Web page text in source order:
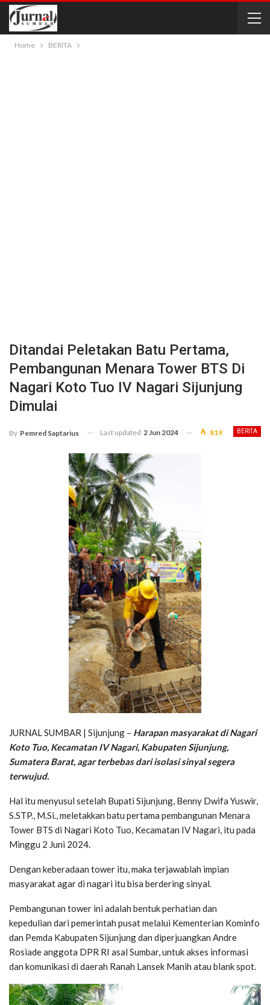
Home BERITA
Ditandai Peletakan Batu Pertama,
Pembangunan Menara Tower BTS Di
Nagari Koto Tuo IV Nagari Sijunjung
Dimulai
BERITA
By Pemred Saptarius Last updated 2 Jun 2024 819
JURNAL SUMBAR | Sijunjung – Harapan masyarakat di Nagari
Koto Tuo, Kecamatan IV Nagari, Kabupaten Sijunjung,
Sumatera Barat, agar terbebas dari isolasi sinyal segera
terwujud.
Hal itu menyusul setelah Bupati Sijunjung, Benny Dwifa Yuswir,
S.STP., M.Si., meletakkan batu pertama pembangunan Menara
Tower BTS di Nagari Koto Tuo, Kecamatan IV Nagari, itu pada
Minggu 2 Juni 2024.
Dengan keberadaan tower itu, maka terjawablah impian
masyarakat agar di nagari itu bisa berdering sinyal.
Pembangunan tower ini adalah bentuk perhatian dan
kepedulian dari pemerintah pusat melalui Kementerian Kominfo
dan Pemda Kabupaten Sijunjung dan diperjuangkan Andre
Rosiade anggota DPR RI asal Sumbar, untuk akses informasi
dan komunikasi di daerah Ranah Lansek Manih atau blank spot.